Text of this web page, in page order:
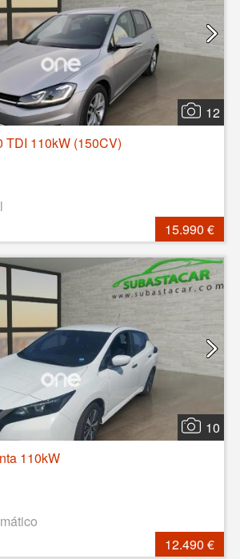
12
TDI 110kW (150CV)
15.990 €
10
110kW
12.490 €